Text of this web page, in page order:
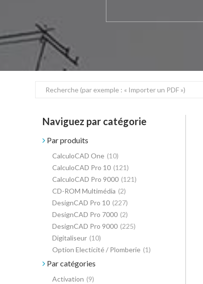
Naviguez par catégorie
Par produits
CalculoCAD One (10)
CalculoCAD Pro 10 (121)
CalculoCAD Pro 9000 (121)
CD-ROM Multimédia (2)
DesignCAD Pro 10 (227)
DesignCAD Pro 7000 (2)
DesignCAD Pro 9000 (225)
Digitaliseur (10)
Option Electicité / Plomberie (1)
Par catégories
Activation (9)